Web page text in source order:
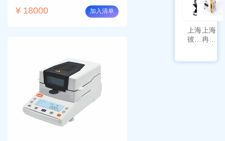
¥ 18000 加入清单
上海
彼爱
姆视
上海
冉绘
大容